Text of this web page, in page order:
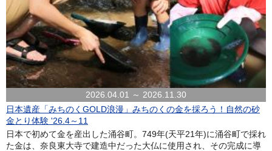
2026.04.01 ～ 2026.11.30
日本遺産「みちのくGOLD浪漫」みちのくの金を採ろう！自然の砂
金とり体験 '26.4～11
日本で初めて金を産出した涌谷町。749年(天平21年)に涌谷町で採れ
た金は、奈良東大寺で建造中だった大仏に使用され、その完成に導